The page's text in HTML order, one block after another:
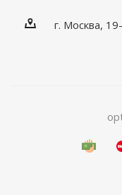
г. Москва,